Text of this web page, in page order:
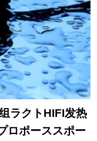
ラクトHIFI发热
ロポーススポー